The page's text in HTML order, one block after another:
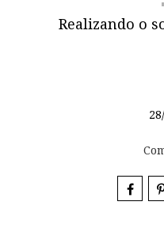
Realizando o